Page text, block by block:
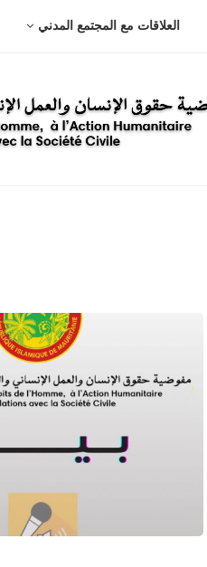
العلاقات مع المجتمع المدني